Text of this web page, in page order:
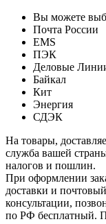
Вы можете
Почта России
EMS
ПЭК
Деловые
Байкал
Кит
Энергия
СДЭК
На товары,
служба вашей
налогов и пошлин.
При оформлении
доставки и
консультации,
по РФ бесплатный.